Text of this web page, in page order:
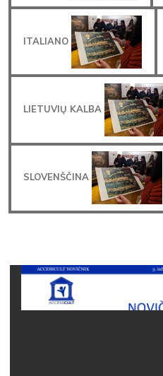
ITALIANO
LIETUVIŲ KALBA
SLOVENŠČINA